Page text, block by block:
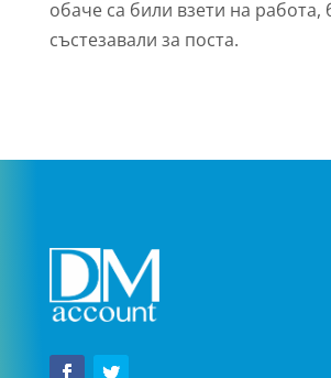
обаче са били взети на работа,
състезавали за поста.